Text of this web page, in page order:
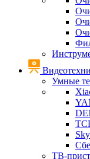
Умные
ТВ-